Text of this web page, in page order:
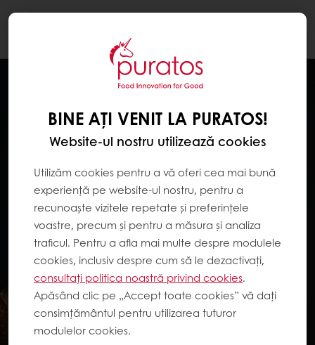
BINE AȚI VENIT LA PURATOS!
Website-ul nostru utilizează cookies
Utilizăm cookies pentru a vă oferi cea mai bună
experiență pe website-ul nostru, pentru a
recunoaște vizitele repetate și preferințele
voastre, precum și pentru a măsura și analiza
traficul. Pentru a afla mai multe despre modulele
cookies, inclusiv despre cum să le dezactivați,
consultați politica noastră privind cookies.
Apăsând clic pe „Accept toate cookies” vă dați
consimțământul pentru utilizarea tuturor
modulelor cookies.